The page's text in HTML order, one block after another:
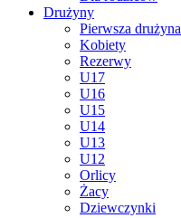
Drużyny
Pierwsza drużyna
Kobiety
Rezerwy
U17
U16
U15
U14
U13
U12
Orlicy
Żacy
Dziewczynki